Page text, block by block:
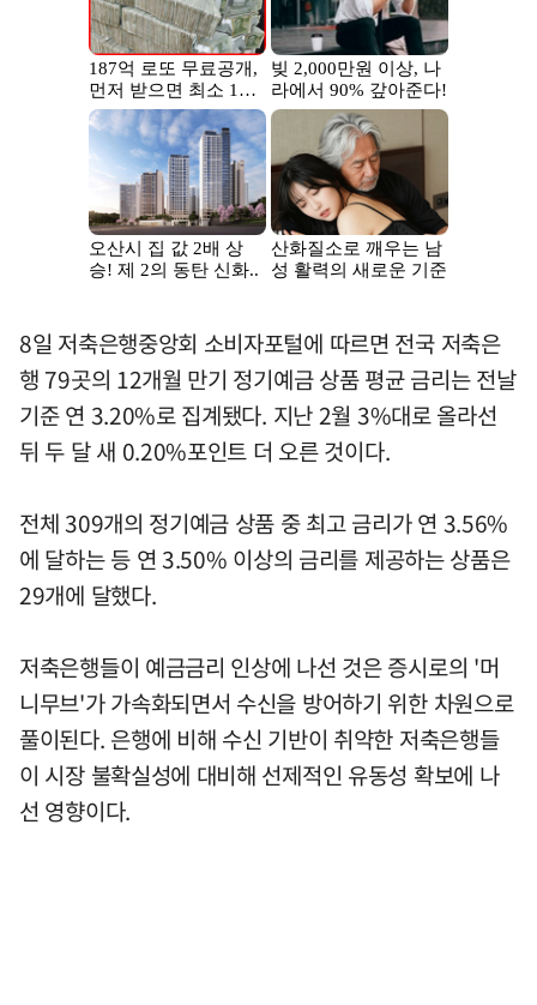
8일 저축은행중앙회 소비자포털에 따르면 전국 저축은
행 79곳의 12개월 만기 정기예금 상품 평균 금리는 전날
기준 연 3.20%로 집계됐다. 지난 2월 3%대로 올라선
뒤 두 달 새 0.20%포인트 더 오른 것이다.
전체 309개의 정기예금 상품 중 최고 금리가 연 3.56%
에 달하는 등 연 3.50% 이상의 금리를 제공하는 상품은
29개에 달했다.
저축은행들이 예금금리 인상에 나선 것은 증시로의 '머
니무브'가 가속화되면서 수신을 방어하기 위한 차원으로
풀이된다. 은행에 비해 수신 기반이 취약한 저축은행들
이 시장 불확실성에 대비해 선제적인 유동성 확보에 나
선 영향이다.